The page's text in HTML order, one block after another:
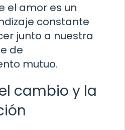
el amor es un
constante
junto a nuestra
de
mutuo.
cambio y la